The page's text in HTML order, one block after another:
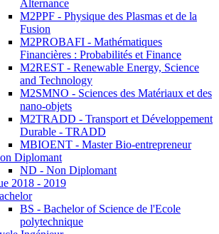
Alternance
M2PPF - Physique des Plasmas et de la
Fusion
M2PROBAFI - Mathématiques
Financières : Probabilités et Finance
M2REST - Renewable Energy, Science
and Technology
M2SMNO - Sciences des Matériaux et des
nano-objets
M2TRADD - Transport et Développement
Durable - TRADD
MBIOENT - Master Bio-entrepreneur
Diplomant
ND - Non Diplomant
2018 - 2019
BS - Bachelor of Science de l'Ecole
polytechnique